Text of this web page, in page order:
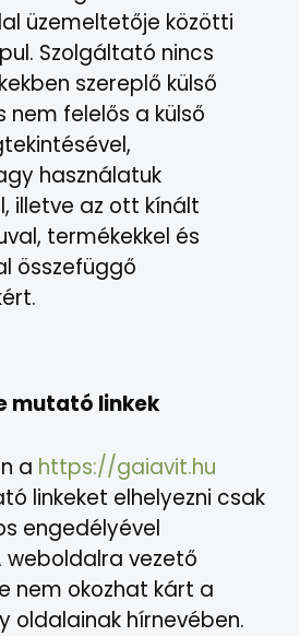
üzemeltetője közötti
Szolgáltató nincs
szereplő külső
nem felelős a külső
használatuk
illetve az ott kínált
termékekkel és
összefüggő
mutató linkek
a https://gaiavit.hu
linkeket elhelyezni csak
engedélyével
vezető
nem okozhat kárt a
oldalainak hírnevében.